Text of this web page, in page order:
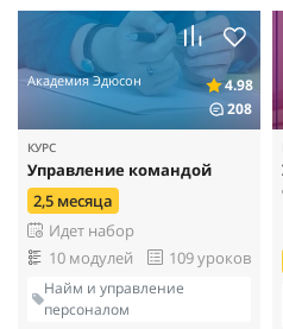
Академия Эдюсон
4.98
208
КУРС
Управление командой
2,5 месяца
Идет набор
10 модулей
109 уроков
Найм и управление
персоналом